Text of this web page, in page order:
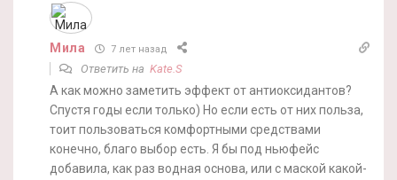
Мила 7 лет назад
Ответить на Kate.S
А как можно заметить эффект от антиоксидантов?
Спустя годы если только) Но если есть от них польза,
тоит пользоваться комфортными средствами
конечно, благо выбор есть. Я бы под ньюфейс
добавила, как раз водная основа, или с маской какой-